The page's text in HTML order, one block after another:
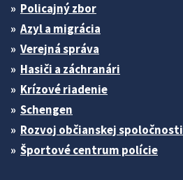
Policajný zbor
Azyl a migrácia
Verejná správa
Hasiči a záchranári
Krízové riadenie
Schengen
Rozvoj občianskej spoločnosti
Športové centrum polície